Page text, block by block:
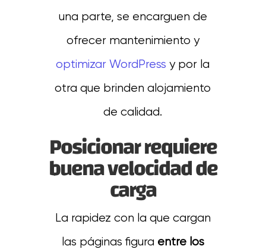
una parte, se encarguen de
ofrecer mantenimiento y
optimizar WordPress y por la
otra que brinden alojamiento
de calidad.
Posicionar requiere
buena velocidad de
carga
La rapidez con la que cargan
las páginas figura entre los